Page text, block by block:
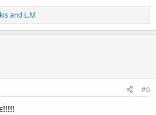
and L.M
#6